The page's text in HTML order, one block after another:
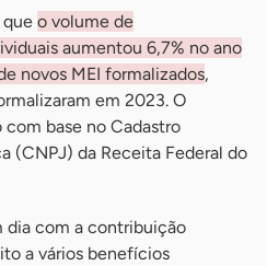
que o volume de
aumentou 6,7% no ano
novos MEI formalizados,
em 2023. O
base no Cadastro
(CNPJ) da Receita Federal do
dia com a contribuição
a vários benefícios